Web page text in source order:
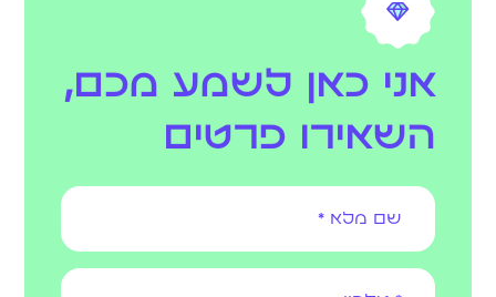
אני כאן לשמע מכם,
השאירו פרטים